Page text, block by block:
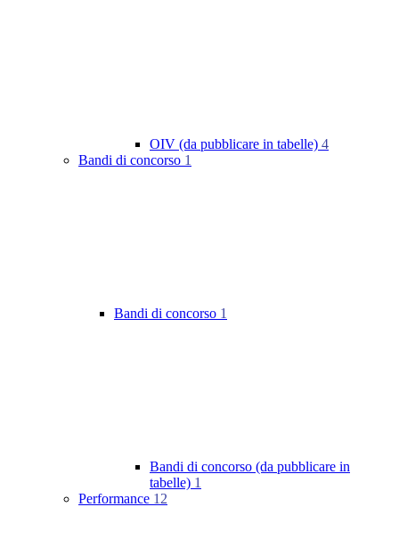
OIV (da pubblicare in tabelle) 4
Bandi di concorso 1
Bandi di concorso 1
Bandi di concorso (da pubblicare in
tabelle) 1
Performance 12